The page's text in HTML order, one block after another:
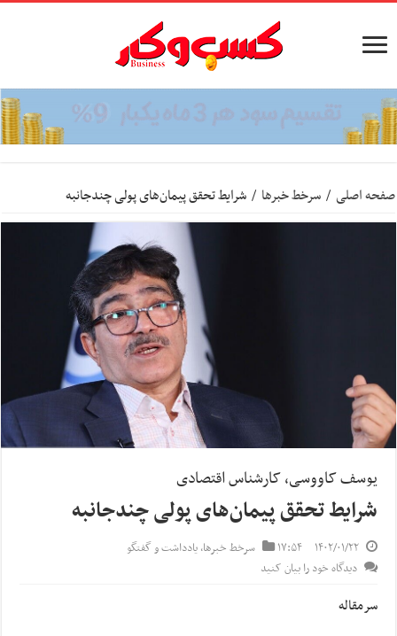
صفحه اصلی / سرخط خبرها / شرایط تحقق پیمان‌های پولی چندجانبه
یوسف کاووسی، کارشناس اقتصادی
شرایط تحقق پیمان‌های پولی چندجانبه
۱۴۰۲/۰۱/۲۲ ۱۷:۵۴ سرخط خبرها,یادداشت و گفتگو
دیدگاه خود را بیان کنید
سرمقاله